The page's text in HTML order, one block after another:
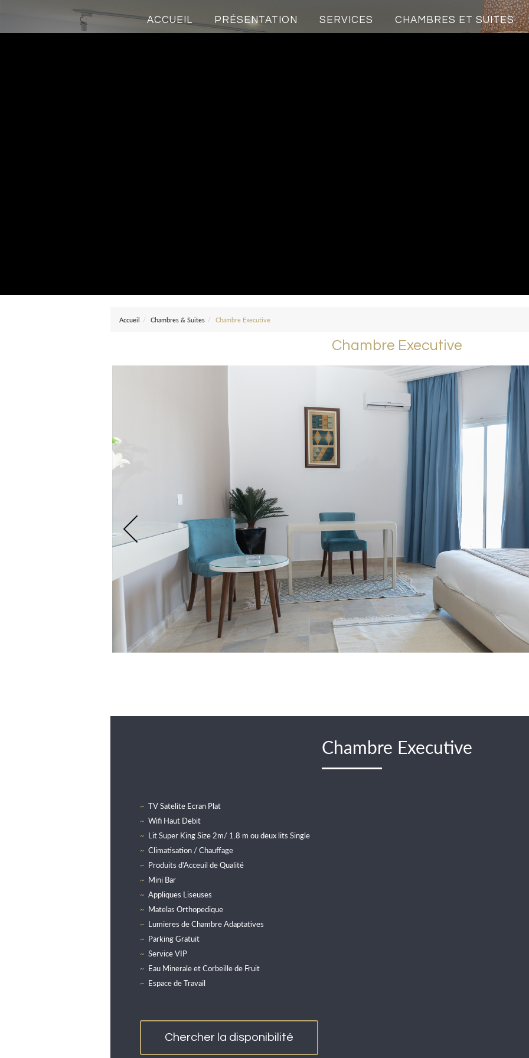
ACCUEIL PRÉSENTATION SERVICES CHAMBRES ET SUITES
Accueil Chambres & Suites Chambre Executive
Chambre Executive
Chambre Executive
TV Satelite Ecran Plat
Wifi Haut Debit
Lit Super King Size 2m/ 1.8 m ou deux lits Single
Climatisation / Chauffage
Produits d'Acceuil de Qualité
Mini Bar
Appliques Liseuses
Matelas Orthopedique
Lumieres de Chambre Adaptatives
Parking Gratuit
Service VIP
Eau Minerale et Corbeille de Fruit
Espace de Travail
Chercher la disponibilité